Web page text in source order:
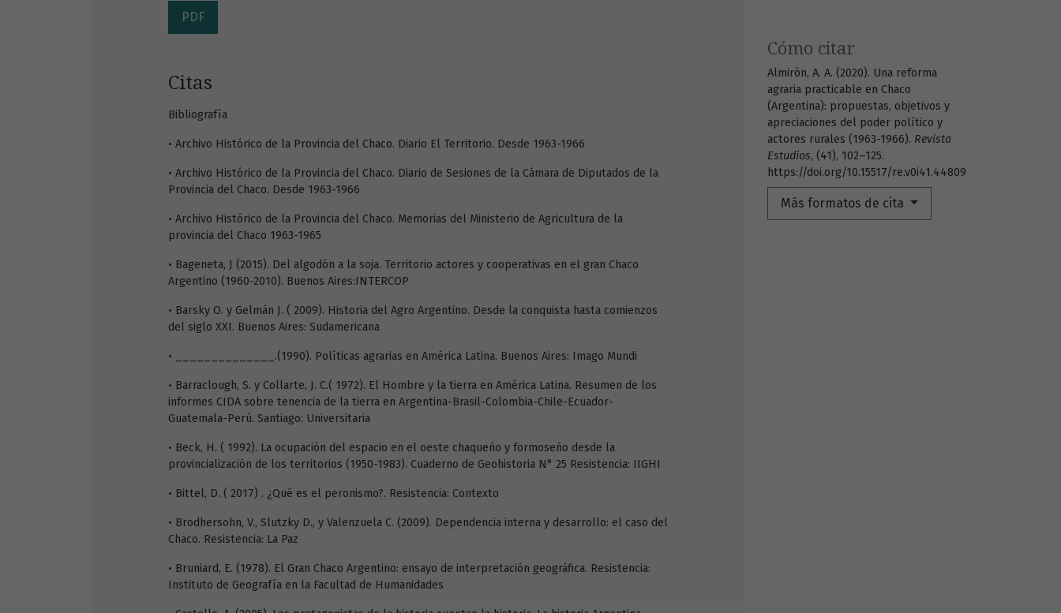
Cómo citar
Almirón, A. A. (2020). Una reforma
agraria practicable en Chaco
(Argentina): propuestas, objetivos y
apreciaciones del poder político y
actores rurales (1963-1966). Revista
Estudios, (41), 102–125.
https://doi.org/10.15517/re.v0i41.44809
Más formatos de cita
PDF
Citas
Bibliografía
• Archivo Histórico de la Provincia del Chaco. Diario El Territorio. Desde 1963-1966
• Archivo Histórico de la Provincia del Chaco. Diario de Sesiones de la Cámara de Diputados de la
Provincia del Chaco. Desde 1963-1966
• Archivo Histórico de la Provincia del Chaco. Memorias del Ministerio de Agricultura de la
provincia del Chaco 1963-1965
• Bageneta, J (2015). Del algodón a la soja. Territorio actores y cooperativas en el gran Chaco
Argentino (1960-2010). Buenos Aires:INTERCOP
• Barsky O. y Gelmán J. ( 2009). Historia del Agro Argentino. Desde la conquista hasta comienzos
del siglo XXI. Buenos Aires: Sudamericana
• ______________.(1990). Políticas agrarias en América Latina. Buenos Aires: Imago Mundi
• Barraclough, S. y Collarte, J. C.( 1972). El Hombre y la tierra en América Latina. Resumen de los
informes CIDA sobre tenencia de la tierra en Argentina-Brasil-Colombia-Chile-Ecuador-
Guatemala-Perú. Santiago: Universitaria
• Beck, H. ( 1992). La ocupación del espacio en el oeste chaqueño y formoseño desde la
provincialización de los territorios (1950-1983). Cuaderno de Geohistoria N° 25 Resistencia: IIGHI
• Bittel, D. ( 2017) . ¿Qué es el peronismo?. Resistencia: Contexto
• Brodhersohn, V., Slutzky D., y Valenzuela C. (2009). Dependencia interna y desarrollo: el caso del
Chaco. Resistencia: La Paz
• Bruniard, E. (1978). El Gran Chaco Argentino: ensayo de interpretación geográfica. Resistencia:
Instituto de Geografía en la Facultad de Humanidades